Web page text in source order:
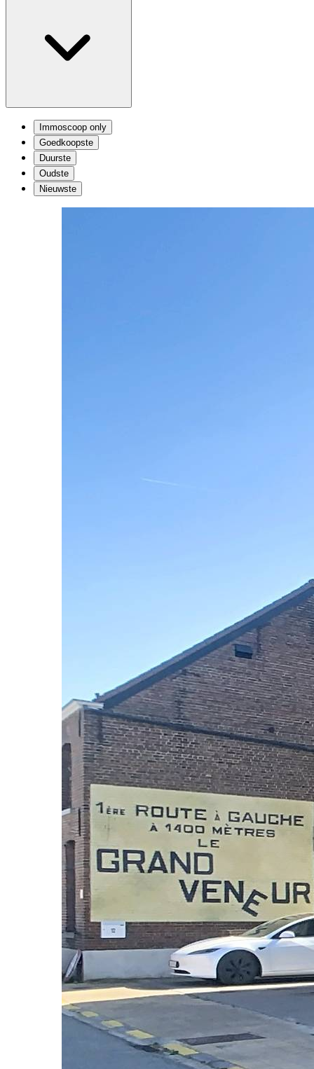
Immoscoop only
Goedkoopste
Duurste
Oudste
Nieuwste